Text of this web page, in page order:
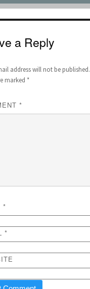
a Reply
address will not be published.
marked *
*
*
*